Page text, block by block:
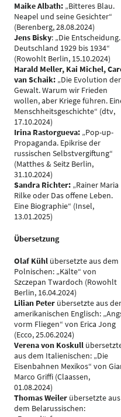
Maike Albath: „Bitteres Blau.
Neapel und seine Gesichter“
(Berenberg, 28.08.2024)
Jens Bisky: „Die Entscheidung.
Deutschland 1929 bis 1934“
(Rowohlt Berlin, 15.10.2024)
Harald Meller, Kai Michel,
van Schaik: „Die Evolution der
Gewalt. Warum wir Frieden
wollen, aber Kriege führen.
Menschheitsgeschichte“ (dtv,
17.10.2024)
Irina Rastorgueva: „Pop-up-
Propaganda. Epikrise der
russischen Selbstvergiftung“
(Matthes & Seitz Berlin,
31.10.2024)
Sandra Richter: „Rainer Maria
Rilke oder Das offene Leben.
Eine Biographie“ (Insel,
13.01.2025)
Übersetzung
Olaf Kühl übersetzte aus dem
Polnischen: „Kälte“ von
Szczepan Twardoch (Rowohlt
Berlin, 16.04.2024)
Lilian Peter übersetzte aus
amerikanischen Englisch:
vorm Fliegen“ von Erica Jong
(Ecco, 25.06.2024)
Verena von Koskull
aus dem Italienischen: „Die
Eisenbahnen Mexikos“ von
Marco Griffi (Claassen,
01.08.2024)
Thomas Weiler übersetzte aus
dem Belarussischen: